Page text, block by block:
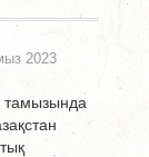
2023
тамызында